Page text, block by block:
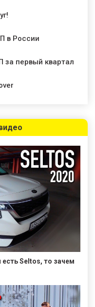
в России
за первый квартал
есть Seltos, то зачем